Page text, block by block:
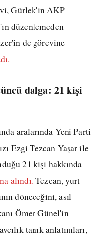
Gürlek'in AKP
düzenlemeden
de görevine
dalga: 21 kişi
aralarında Yeni Parti
Ezgi Tezcan Yaşar ile
21 kişi hakkında
alındı. Tezcan, yurt
döneceğini, asıl
Ömer Günel'in
tanık anlatımları,